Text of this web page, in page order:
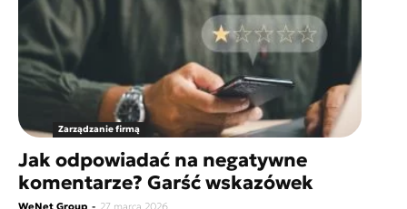
Zarządzanie firmą
Jak odpowiadać na negatywne
komentarze? Garść wskazówek
WeNet Group - 27 marca 2026